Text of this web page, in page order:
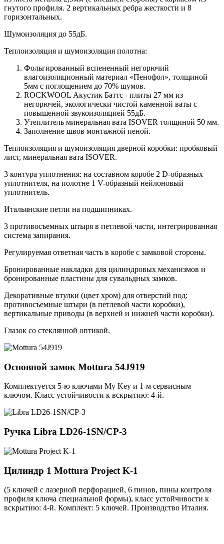
гнутого профиля. 2 вертикальных ребра жесткости и 8
горизонтальных.
Шумоизоляция до 55дБ.
Теплоизоляция и шумоизоляция полотна:
Фольгированный вспененный негорючий
влагоизоляционный материал «Пенофол», толщиной
5мм с поглощением до 70% шумов.
ROCKWOOL Акустик Баттс - плиты 27 мм из
негорючей, экологически чистой каменной ваты с
повышенной звукоизоляцией 55дБ.
Утеплитель минеральная вата ISOVER толщиной 50 мм.
Заполнение швов монтажной пеной.
Теплоизоляция и шумоизоляция дверной коробки: пробковый
лист, минеральная вата ISOVER.
3 контура уплотнения: на составном коробе 2 D-образных
уплотнителя, на полотне 1 V-образный нейлоновый
уплотнитель.
Итальянские петли на подшипниках.
3 противосъемных штыря в петлевой части, интегрированная
система запирания.
Регулируемая ответная часть в коробе с замковой стороны.
Бронированные накладки для цилиндровых механизмов и
бронированные пластины для сувальдных замков.
Декоративные втулки (цвет хром) для отверстий под:
противосъемные штыри (в петлевой части коробки),
вертикальные приводы (в верхней и нижней части коробки).
Глазок со стеклянной оптикой.
Основной замок Mottura 54J919
Комплектуется 5-ю ключами My Key и 1-м сервисным
ключом. Класс устойчивости к вскрытию: 4-й.
Ручка Libra LD26-1SN/CP-3
Цилиндр 1 Mottura Project K-1
(5 ключей с лазерной перфорацией, 6 пинов, пины контроля
профиля ключа специальной формы), класс устойчивости к
вскрытию: 4-й. Комплект: 5 ключей. Производство Италия.